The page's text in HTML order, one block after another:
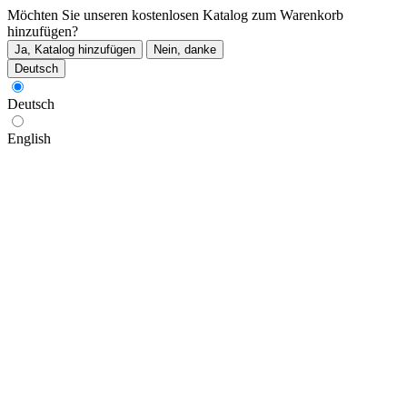
Möchten Sie unseren kostenlosen Katalog zum Warenkorb
hinzufügen?
Ja, Katalog hinzufügen
Nein, danke
Deutsch
Deutsch
English